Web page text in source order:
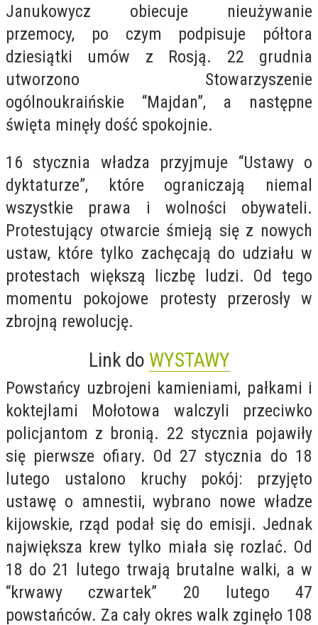
Janukowycz obiecuje nieużywanie
przemocy, po czym podpisuje półtora
dziesiątki umów z Rosją. 22 grudnia
utworzono Stowarzyszenie
ogólnoukraińskie “Majdan”, a następne
święta minęły dość spokojnie.
16 stycznia władza przyjmuje “Ustawy o
dyktaturze”, które ograniczają niemal
wszystkie prawa i wolności obywateli.
Protestujący otwarcie śmieją się z nowych
ustaw, które tylko zachęcają do udziału w
protestach większą liczbę ludzi. Od tego
momentu pokojowe protesty przerosły w
zbrojną rewolucję.
Link do WYSTAWY
Powstańcy uzbrojeni kamieniami, pałkami i
koktejlami Mołotowa walczyli przeciwko
policjantom z bronią. 22 stycznia pojawiły
się pierwsze ofiary. Od 27 stycznia do 18
lutego ustalono kruchy pokój: przyjęto
ustawę o amnestii, wybrano nowe władze
kijowskie, rząd podał się do emisji. Jednak
największa krew tylko miała się rozlać. Od
18 do 21 lutego trwają brutalne walki, a w
“krwawy czwartek” 20 lutego 47
powstańców. Za cały okres walk zginęło 108